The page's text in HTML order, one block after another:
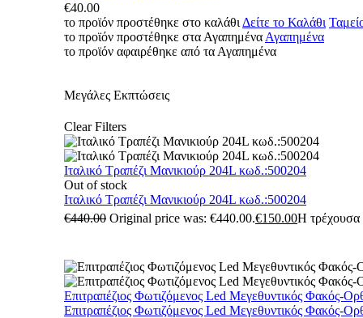
€40.00
το προϊόν προστέθηκε στο καλάθι Δείτε το Καλάθι
το προϊόν προστέθηκε στα Αγαπημένα Αγαπημένα
το προϊόν αφαιρέθηκε από τα Αγαπημένα
Μεγάλες Εκπτώσεις
Clear Filters
Ιταλικό Τραπέζι Μανικιούρ 204L κωδ.:500204
Out of stock
Ιταλικό Τραπέζι Μανικιούρ 204L κωδ.:500204
€440.00 Original price was: €440.00.€150.00Η τρέχουσα
Επιτραπέζιος Φωτιζόμενος Led Μεγεθυντικός Φακός-
Επιτραπέζιος Φωτιζόμενος Led Μεγεθυντικός Φακός-